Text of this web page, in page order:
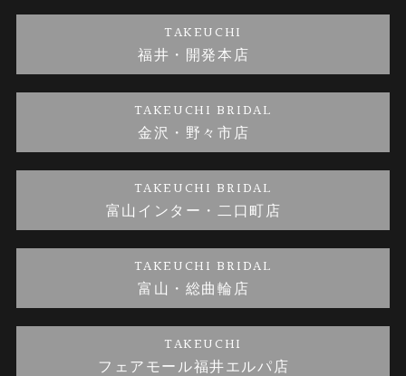
婚約ネックレス
金・プラチナのお取引
ブランドリスト
金澤指輪工房｜手作りペアリング
金澤指輪工房｜手作り結婚指輪 and 婚約指輪
金澤指輪工房｜手作り婚約指輪プロポーズプラン
お客様の声
プライバシーポリシー
TAKEUCHI
福井・開発本店
TAKEUCHI BRIDAL
金沢・野々市店
TAKEUCHI BRIDAL
富山インター・二口町店
TAKEUCHI BRIDAL
富山・総曲輪店
TAKEUCHI
フェアモール福井エルパ店